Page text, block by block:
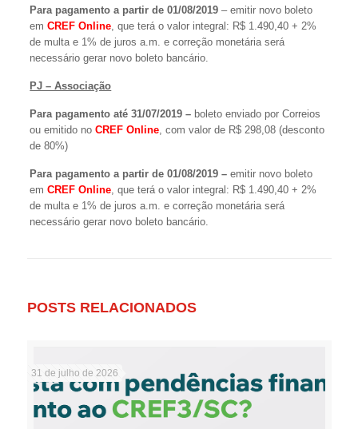
Para pagamento a partir de 01/08/2019 – emitir novo boleto
emCREF Online, que terá o valor integral: R$ 1.490,40 + 2%
de multa e 1% de juros a.m. e correção monetária será
necessário gerar novo boleto bancário.
PJ – Associação
Para pagamento até 31/07/2019 – boleto enviado por Correios
ou emitido noCREF Online, com valor de R$ 298,08 (desconto
de 80%)
Para pagamento a partir de 01/08/2019 – emitir novo boleto
emCREF Online, que terá o valor integral: R$ 1.490,40 + 2%
de multa e 1% de juros a.m. e correção monetária será
necessário gerar novo boleto bancário.
POSTS RELACIONADOS
31 de julho de 2026